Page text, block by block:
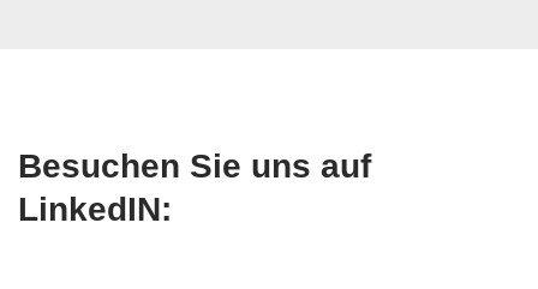
Besuchen Sie uns auf
LinkedIN: